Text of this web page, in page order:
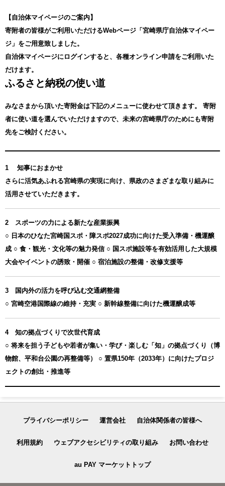
【自治体マイページのご案内】
寄附者の皆様がご利用いただけるWebページ「宮崎県庁自治体マイペー
ジ」をご用意致しました。
自治体マイページにログインすると、各種オンライン申請をご利用いた
だけます。
ふるさと納税の使い道
みなさまから頂いた寄附金は下記のメニューに使わせて頂きます。
寄附
者に使い道を選んでいただけますので、未来の宮崎県庁のためにも寄附
先をご検討ください。
1 知事におまかせ
さらに活気あふれる宮崎県の実現に向け、県政のさまざまな取り組みに
活用させていただきます。
2 スポーツの力による新たな産業振興
○ 日本のひなた宮崎国スポ・障スポ2027成功に向けた受入準備・機運醸
成 ○ 食・観光・文化等の魅力発信 ○ 国スポ施設等を有効活用した大規模
大会やイベントの誘致・開催 ○ 宿泊施設の整備・改修支援等
3 国内外の活力を呼び込む交通網整備
○ 宮崎空港国際線の維持・充実 ○ 新幹線整備に向けた機運醸成等
4 知の拠点づくりで次世代育成
○ 将来を担う子どもや若者が集い・学び・楽しむ「知」の拠点づくり（博
物館、平和台公園の再整備等） ○ 置県150年（2033年）に向けたプロジ
ェクトの創出・推進等
プライバシーポリシー 運営会社 自治体関係者の皆様へ
利用規約 ウェブアクセシビリティの取り組み お問い合わせ
au PAY マーケットトップ